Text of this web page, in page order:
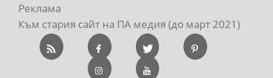
Реклама
Към стария сайт на ПА медия (до март 2021)